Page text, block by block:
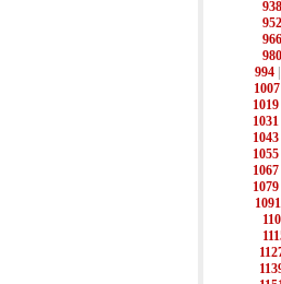
938
952
966
980
994
1007
1019
1031
1043
1055
1067
1079
1091